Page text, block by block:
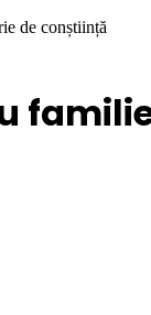
de conștiință